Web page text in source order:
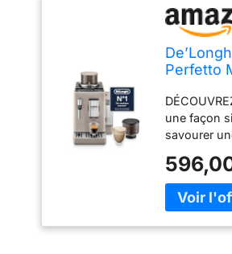
Perfetto
Boissons
Tactile
Réservoir
de Café
une façon
savourer
café avec la
automatique
compacte